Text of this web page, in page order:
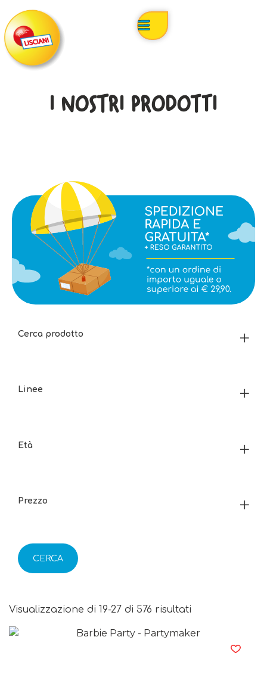
I NOSTRI PRODOTTI
Cerca prodotto
Linee
Età
Prezzo
CERCA
Visualizzazione di 19-27 di 576 risultati